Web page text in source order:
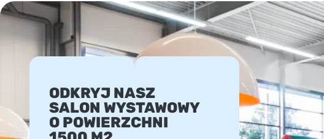
ODKRYJ NASZ
SALON WYSTAWOWY
O POWIERZCHNI